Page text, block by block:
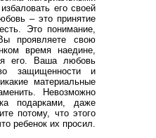
его своей
– это принятие
Это понимание,
проявляете свою
время наедине,
его. Ваша любовь
защищенности и
материальные
Невозможно
подарками, даже
потому, что этого
ребенок их просил.